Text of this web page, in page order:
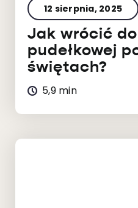
12 sierpnia, 2025
Jak wrócić
pudełkowej
świętach?
5,9 min